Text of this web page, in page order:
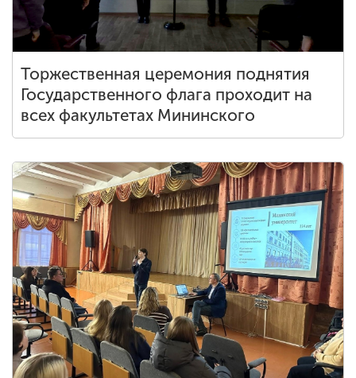
Торжественная церемония поднятия
Государственного флага проходит на
всех факультетах Мининского